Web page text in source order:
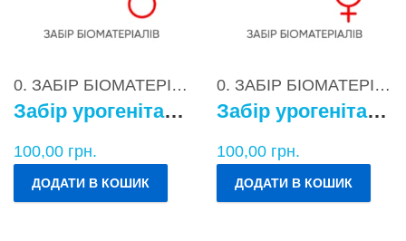
0. ЗАБІР БІОМАТЕРІАЛІВ
Забір урогенітального БМ у чоловіків
100,00 грн.
ДОДАТИ В КОШИК
0. ЗАБІР БІОМАТЕРІАЛІВ
Забір урогенітального БМ у жінок
100,00 грн.
ДОДАТИ В КОШИК